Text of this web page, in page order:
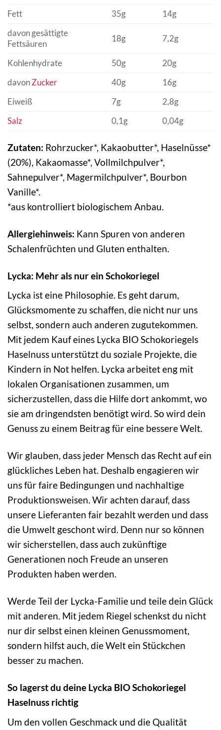
Fett
35g
14g
davon gesättigte
Fettsäuren
18g 7,2g
Kohlenhydrate 50g
20g
davonZucker 40g
16g
Eiweiß
7g
2,8g
Salz
0,1g 0,04g
Zutaten: Rohrzucker*, Kakaobutter*, Haselnüsse*
(20%), Kakaomasse*, Vollmilchpulver*,
Sahnepulver*, Magermilchpulver*, Bourbon
Vanille*.
*aus kontrolliert biologischem Anbau.
Allergiehinweis: Kann Spuren von anderen
Schalenfrüchten und Gluten enthalten.
Lycka: Mehr als nur ein Schokoriegel
Lycka ist eine Philosophie. Es geht darum,
Glücksmomente zu schaffen, die nicht nur uns
selbst, sondern auch anderen zugutekommen.
Mit jedem Kauf eines Lycka BIO Schokoriegels
Haselnuss unterstützt du soziale Projekte, die
Kindern in Not helfen. Lycka arbeitet eng mit
lokalen Organisationen zusammen, um
sicherzustellen, dass die Hilfe dort ankommt, wo
sie am dringendsten benötigt wird. So wird dein
Genuss zu einem Beitrag für eine bessere Welt.
Wir glauben, dass jeder Mensch das Recht auf ein
glückliches Leben hat. Deshalb engagieren wir
uns für faire Bedingungen und nachhaltige
Produktionsweisen. Wir achten darauf, dass
unsere Lieferanten fair bezahlt werden und dass
die Umwelt geschont wird. Denn nur so können
wir sicherstellen, dass auch zukünftige
Generationen noch Freude an unseren
Produkten haben werden.
Werde Teil der Lycka-Familie und teile dein Glück
mit anderen. Mit jedem Riegel schenkst du nicht
nur dir selbst einen kleinen Genussmoment,
sondern hilfst auch, die Welt ein Stückchen
besser zu machen.
So lagerst du deine Lycka BIO Schokoriegel
Haselnuss richtig
Um den vollen Geschmack und die Qualität